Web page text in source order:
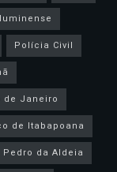
Polícia Civil
de Janeiro
de Itabapoana
Pedro da Aldeia